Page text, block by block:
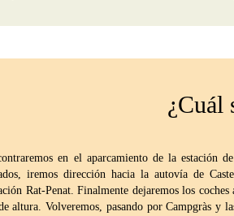
¿Cuál
en el aparcamiento de la estación
iremos dirección hacia la autovía de
Rat-Penat. Finalmente dejaremos los
altura. Volveremos, pasando por Campgràs y